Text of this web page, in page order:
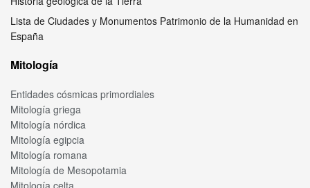
Lista de Ciudades y Monumentos Patrimonio de la Humanidad en
España
Mitología
Entidades cósmicas primordiales
Mitología griega
Mitología nórdica
Mitología egipcia
Mitología romana
Mitología de Mesopotamia
Mitología celta